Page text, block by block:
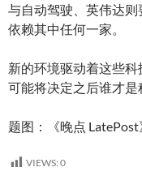
与自动驾驶、英伟达
依赖其中任何一家。
新的环境驱动着这些
可能将决定之后谁才是
题图：《晚点 LatePost
VIEWS: 0